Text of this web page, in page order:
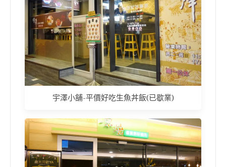
宇澤小舖-平價好吃生魚丼飯(已歇業)